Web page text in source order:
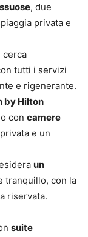
, due
privata e
cerca
tutti i servizi
e rigenerante.
by Hilton
con camere
e un
un
tranquillo, con la
riservata.
suite